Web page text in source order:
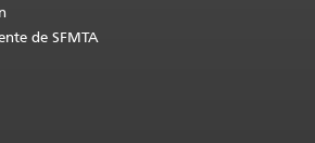
de SFMTA